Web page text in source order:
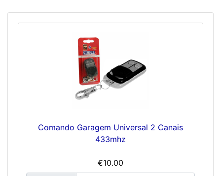
Comando Garagem Universal 2 Canais
433mhz
€10.00